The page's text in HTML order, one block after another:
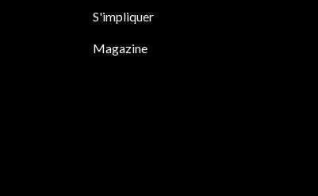
S'impliquer
Magazine